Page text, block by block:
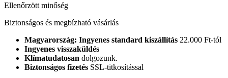
Ellenőrzött minőség
Biztonságos és megbízható vásárlás
Magyarország: Ingyenes standard kiszállítás 22.000 Ft-tól
Ingyenes visszaküldés
Klímatudatosan dolgozunk.
Biztonságos fizetés SSL-titkosítással